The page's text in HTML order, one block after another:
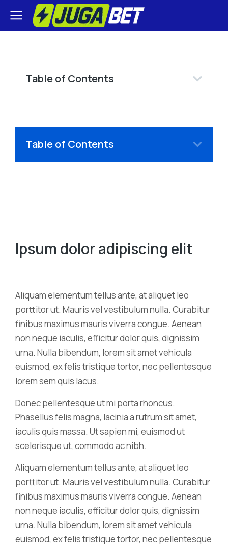
Table of Contents
Table of Contents
Ipsum dolor adipiscing elit
Aliquam elementum tellus ante, at aliquet leo
porttitor ut. Mauris vel vestibulum nulla. Curabitur
finibus maximus mauris viverra congue. Aenean
non neque iaculis, efficitur dolor quis, dignissim
urna. Nulla bibendum, lorem sit amet vehicula
euismod, ex felis tristique tortor, nec pellentesque
lorem sem quis lacus.
Donec pellentesque ut mi porta rhoncus.
Phasellus felis magna, lacinia a rutrum sit amet,
iaculis quis massa. Ut sapien mi, euismod ut
scelerisque ut, commodo ac nibh.
Aliquam elementum tellus ante, at aliquet leo
porttitor ut. Mauris vel vestibulum nulla. Curabitur
finibus maximus mauris viverra congue. Aenean
non neque iaculis, efficitur dolor quis, dignissim
urna. Nulla bibendum, lorem sit amet vehicula
euismod, ex felis tristique tortor, nec pellentesque